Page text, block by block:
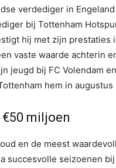
verdediger in
bij Tottenham
hij met zijn
vaste waarde achterin
jeugd bij FC Volendam
hem in
€50 miljoen
en de meest
succesvolle seizoenen